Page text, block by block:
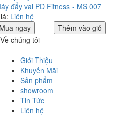
đẩy vai PD Fitness - MS 007
Liên hệ
ngay
Thêm vào giỏ
Về chúng tôi
Giới Thiệu
Khuyến Mãi
Sản phẩm
showroom
Tin Tức
Liên hệ